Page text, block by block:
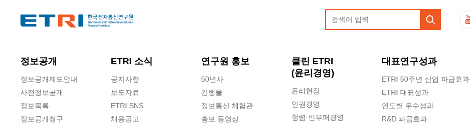
정보공개
정보공개제도안내
사전정보공개
정보목록
정보공개청구
ETRI 소식
공지사항
보도자료
ETRI SNS
채용공고
연구원 홍보
50년사
간행물
정보통신 체험관
홍보 동영상
클린 ETRI
(윤리경영)
윤리헌장
인권경영
청렴·반부패경영
대표연구성과
ETRI 50주년 산업 파급효과
ETRI 대표성과
연도별 우수성과
R&D 파급효과